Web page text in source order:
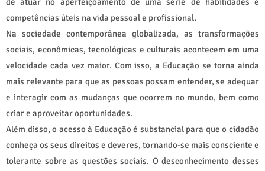
competências úteis na vida pessoal e profissional.
Na sociedade contemporânea globalizada, as transformações
sociais, econômicas, tecnológicas e culturais acontecem em uma
velocidade cada vez maior. Com isso, a Educação se torna ainda
mais relevante para que as pessoas possam entender, se adequar
e interagir com as mudanças que ocorrem no mundo, bem como
criar e aproveitar oportunidades.
Além disso, o acesso à Educação é substancial para que o cidadão
conheça os seus direitos e deveres, tornando-se mais consciente e
tolerante sobre as questões sociais. O desconhecimento desses